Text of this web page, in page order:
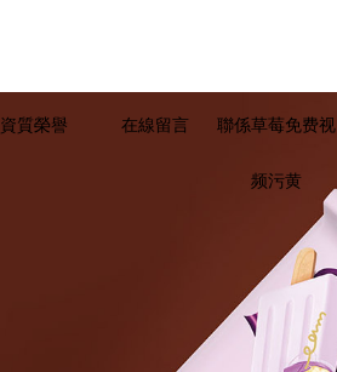
資質榮譽 在線留言 聯係草莓免费视
频污黄